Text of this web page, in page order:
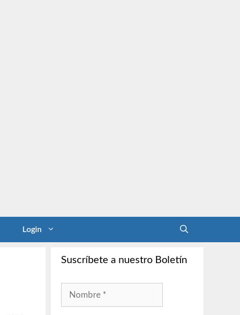
Login
Suscríbete a nuestro Boletín